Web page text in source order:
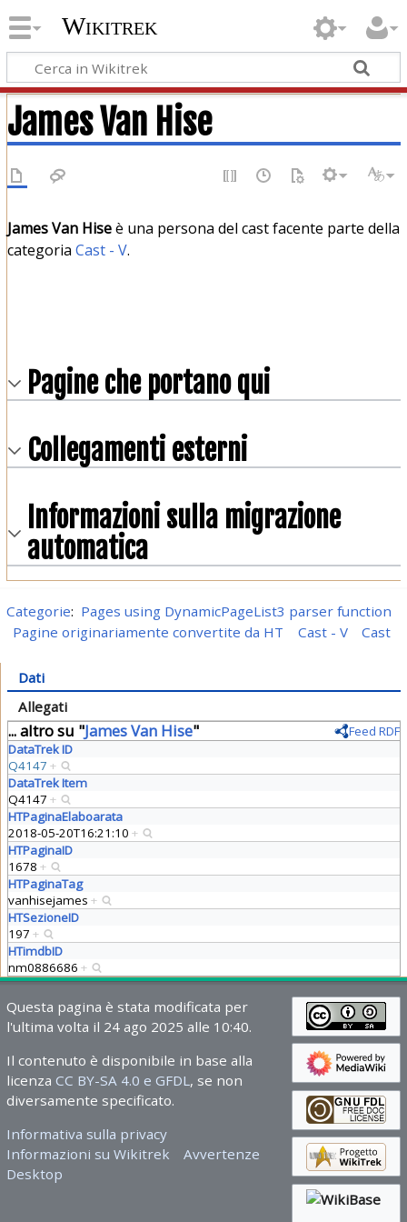
Wikitrek
James Van Hise
James Van Hiseè una persona del cast facente parte della
categoria Cast - V.
Pagine che portano qui
Collegamenti esterni
Informazioni sulla migrazione
automatica
Categorie: Pages using DynamicPageList3 parser function
Pagine originariamente convertite da HT
Cast - V Cast
Dati
Allegati
... altro su "James Van Hise"
Feed RDF
DataTrek ID
Q4147 +
DataTrek Item
Q4147 +
HTPaginaElaboarata
2018-05-20T16:21:10 +
HTPaginaID
1678 +
HTPaginaTag
vanhisejames +
HTSezioneID
197 +
HTimdbID
nm0886686 +
Questa pagina è stata modificata per
l'ultima volta il 24 ago 2025 alle 10:40.
Il contenuto è disponibile in base alla
licenza CC BY-SA 4.0 e GFDL , se non
diversamente specificato.
Informativa sulla privacy
Informazioni su Wikitrek
Avvertenze
Desktop